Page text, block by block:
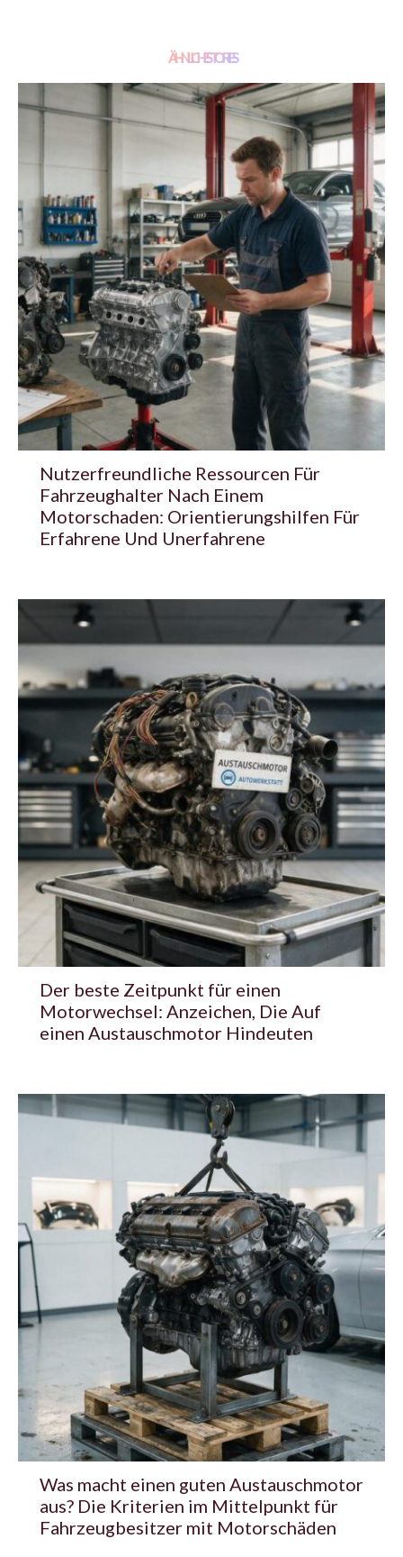
ÄHNLICHE STORIES
Nutzerfreundliche Ressourcen Für
Fahrzeughalter Nach Einem
Motorschaden: Orientierungshilfen Für
Erfahrene Und Unerfahrene
Der beste Zeitpunkt für einen
Motorwechsel: Anzeichen, Die Auf
einen Austauschmotor Hindeuten
Was macht einen guten Austauschmotor
aus? Die Kriterien im Mittelpunkt für
Fahrzeugbesitzer mit Motorschäden